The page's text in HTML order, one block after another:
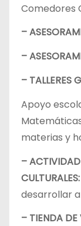
Comedores
–
–
– TALLERES
Apoyo
materias y
–
CULTURALES:
desarrollar
– TIENDA DE